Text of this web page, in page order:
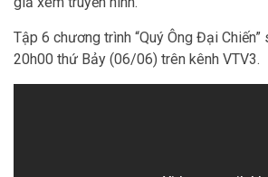
Tập 6 chương trình “Quý Ông Đại
20h00 thứ Bảy (06/06) trên kênh VTV3.